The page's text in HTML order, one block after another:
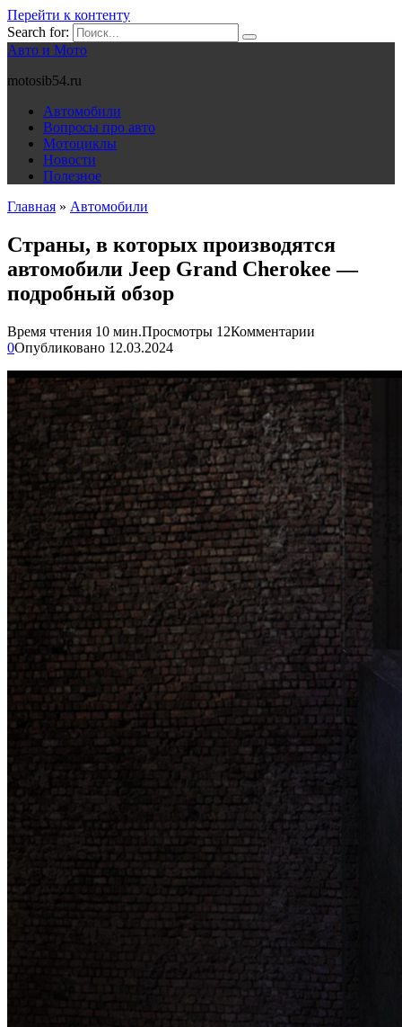
Перейти к контенту
Search for:
Авто и Мото
motosib54.ru
Автомобили
Вопросы про авто
Мотоциклы
Новости
Полезное
Главная » Автомобили
Страны, в которых производятся
автомобили Jeep Grand Cherokee —
подробный обзор
Время чтения 10 мин.Просмотры 12Комментарии
0Опубликовано 12.03.2024